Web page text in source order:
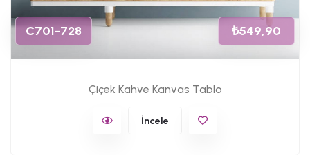
C701-728 ₺549,90
Çiçek Kahve Kanvas Tablo
İncele